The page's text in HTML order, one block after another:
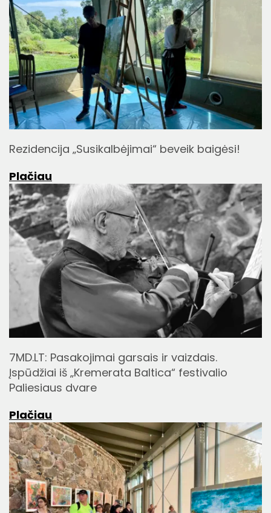
Rezidencija „Susikalbėjimai“ beveik baigėsi!
Plačiau
7MD.LT: Pasakojimai garsais ir vaizdais.
Įspūdžiai iš „Kremerata Baltica“ festivalio
Paliesiaus dvare
Plačiau